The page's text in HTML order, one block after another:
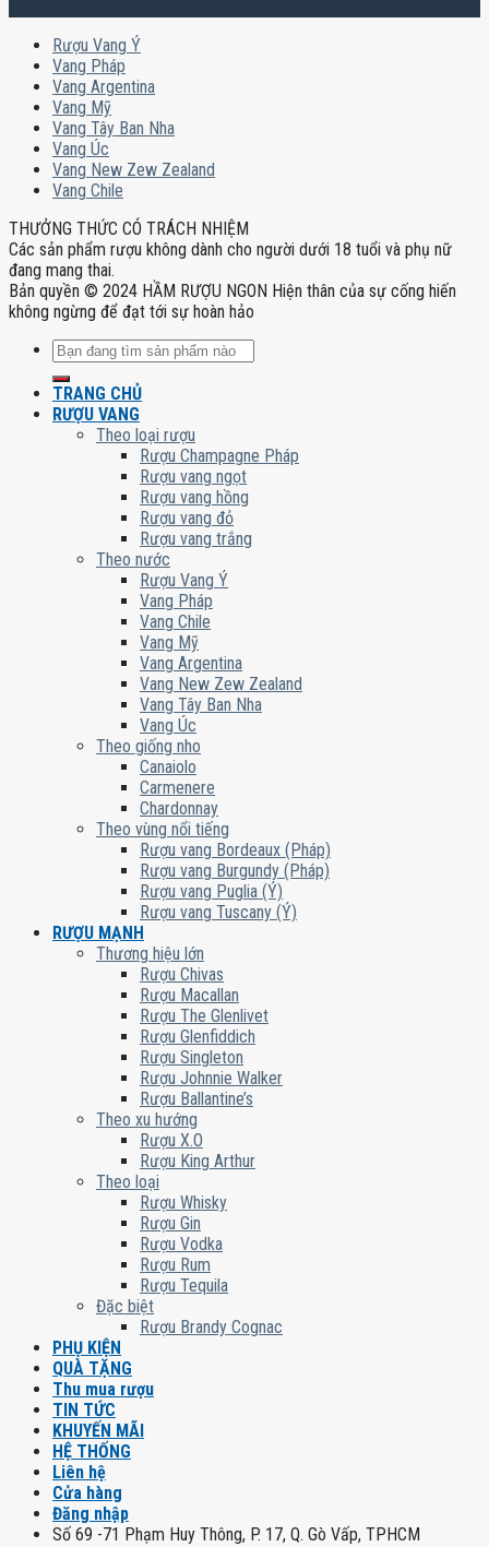
Rượu Vang Ý
Vang Pháp
Vang Argentina
Vang Mỹ
Vang Tây Ban Nha
Vang Úc
Vang New Zew Zealand
Vang Chile
THƯỞNG THỨC CÓ TRÁCH NHIỆM
Các sản phẩm rượu không dành cho người dưới 18 tuổi và phụ nữ
đang mang thai.
Bản quyền © 2024 HẦM RƯỢU NGON Hiện thân của sự cống hiến
không ngừng để đạt tới sự hoàn hảo
Tìm
TRANG CHỦ
RƯỢU VANG
Theo loại rượu
Rượu Champagne Pháp
Rượu vang ngọt
Rượu vang hồng
Rượu vang đỏ
Rượu vang trắng
Theo nước
Rượu Vang Ý
Vang Pháp
Vang Chile
Vang Mỹ
Vang Argentina
Vang New Zew Zealand
Vang Tây Ban Nha
Vang Úc
Theo giống nho
Canaiolo
Carmenere
Chardonnay
Theo vùng nổi tiếng
Rượu vang Bordeaux (Pháp)
Rượu vang Burgundy (Pháp)
Rượu vang Puglia (Ý)
Rượu vang Tuscany (Ý)
RƯỢU MẠNH
Thương hiệu lớn
Rượu Chivas
Rượu Macallan
Rượu The Glenlivet
Rượu Glenfiddich
Rượu Singleton
Rượu Johnnie Walker
Rượu Ballantine’s
Theo xu hướng
Rượu X.O
Rượu King Arthur
Theo loại
Rượu Whisky
Rượu Gin
Rượu Vodka
Rượu Rum
Rượu Tequila
Đặc biệt
Rượu Brandy Cognac
PHỤ KIỆN
QUÀ TẶNG
Thu mua rượu
TIN TỨC
KHUYẾN MÃI
HỆ THỐNG
Liên hệ
Cửa hàng
Đăng nhập
Số 69 -71 Phạm Huy Thông, P. 17, Q. Gò Vấp, TPHCM